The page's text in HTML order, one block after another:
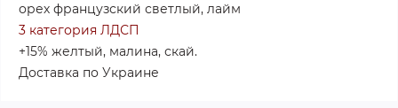
орех французский светлый, лайм
3 категория ЛДСП
+15% желтый, малина, скай.
Доставка по Украине